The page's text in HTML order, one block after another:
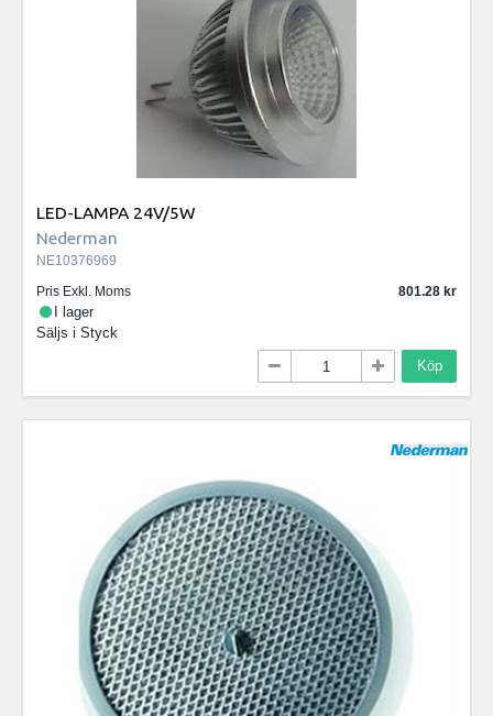
LED-LAMPA 24V/5W
Nederman
NE10376969
Pris Exkl. Moms
801.28
I lager
Säljs i Styck
Köp